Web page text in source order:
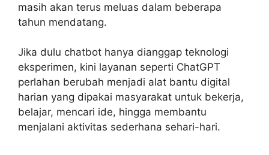
masih akan terus meluas dalam beberapa
tahun mendatang.
Jika dulu chatbot hanya dianggap teknologi
eksperimen, kini layanan seperti ChatGPT
perlahan berubah menjadi alat bantu digital
harian yang dipakai masyarakat untuk bekerja,
belajar, mencari ide, hingga membantu
menjalani aktivitas sederhana sehari-hari.